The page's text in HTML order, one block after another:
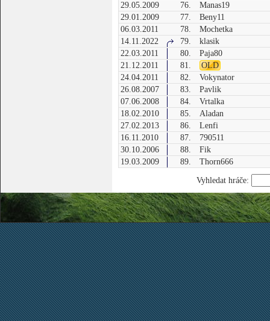
29.05.2009
76.
Manas19
29.01.2009
77.
Beny11
06.03.2011
78.
Mochetka
14.11.2022
79.
klasik
22.03.2011
80.
Paja80
21.12.2011
81.
OLD
24.04.2011
82.
Vokynator
26.08.2007
83.
Pavlik
07.06.2008
84.
Vrtalka
18.02.2010
85.
Aladan
27.02.2013
86.
Lenfi
16.11.2010
87.
790511
30.10.2006
88.
Fik
19.03.2009
89. Thorn666
Vyhledat hráče: